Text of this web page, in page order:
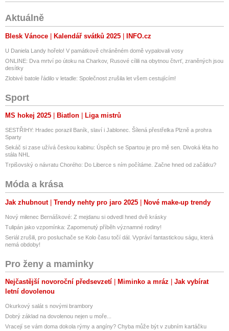
Aktuálně
Blesk Vánoce Kalendář svátků 2025 INFO.cz
U Daniela Landy hořelo! V památkově chráněném domě vypalovali vosy
ONLINE: Dva mrtví po útoku na Charkov, Rusové cílili na obytnou čtvrť, zraněných jsou
desítky
Zlobivé batole řádilo v letadle: Společnost zrušila let všem cestujícím!
Sport
MS hokej 2025 Biatlon Liga mistrů
SESTŘIHY: Hradec porazil Baník, slaví i Jablonec. Šílená přestřelka Plzně a prohra
Sparty
Sekáč si zase užívá českou kabinu: Úspěch se Spartou je pro mě sen. Divoká léta ho
stála NHL
Trpišovský o návratu Chorého: Do Liberce s ním počítáme. Začne hned od začátku?
Móda a krása
Jak zhubnout Trendy nehty pro jaro 2025 Nové make-up trendy
Nový milenec Bernáškové: Z mejdanu si odvedl hned dvě krásky
Tulipán jako vzpomínka: Zapomenutý příběh významné rodiny!
Seriál zrušili, pro posluchače se Kolo času točí dál. Vypráví fantastickou ságu, která
nemá obdoby!
Pro ženy a maminky
Nejčastější novoroční předsevzetí Miminko a mráz
Jak vybírat
letní dovolenou
Okurkový salát s novými brambory
Dobrý základ na dovolenou nejen u moře...
Vracejí se vám doma dokola rýmy a angíny? Chyba může být v zubním kartáčku